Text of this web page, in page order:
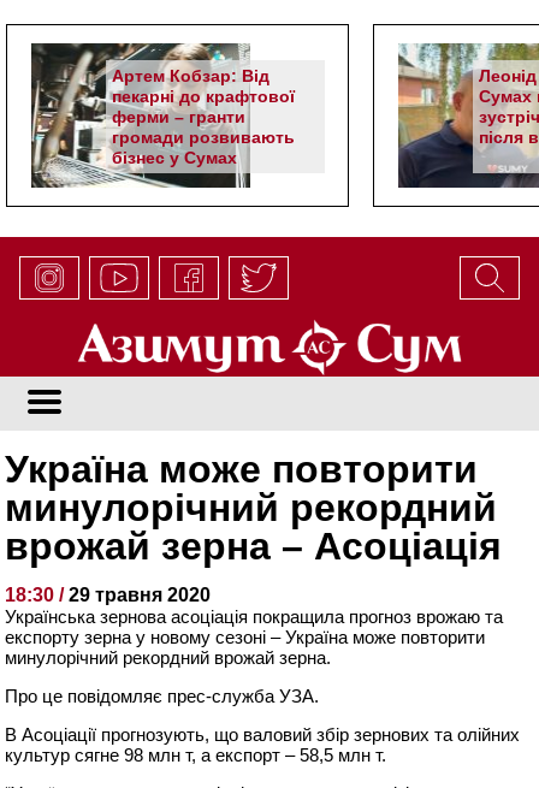
Артем Кобзар: Від
пекарні до крафтової
ферми – гранти
громади розвивають
бізнес у Сумах
Сумах
після
Україна може повторити
минулорічний рекордний
врожай зерна – Асоціація
18:30 /29 травня 2020
Українська зернова асоціація покращила прогноз врожаю та
експорту зерна у новому сезоні – Україна може повторити
минулорічний рекордний врожай зерна.
Про це повідомляє прес-служба УЗА.
В Асоціації прогнозують, що валовий збір зернових та олійних
культур сягне 98 млн т, а експорт – 58,5 млн т.